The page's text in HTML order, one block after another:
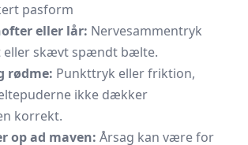
pasform
eller lår: Nervesammentryk
eller skævt spændt bælte.
rødme: Punkttryk eller friktion,
ikke dækker
korrekt.
op ad maven: Årsag kan være for